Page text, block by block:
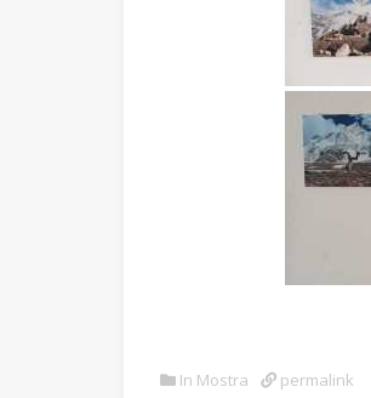
In Mostra permalink